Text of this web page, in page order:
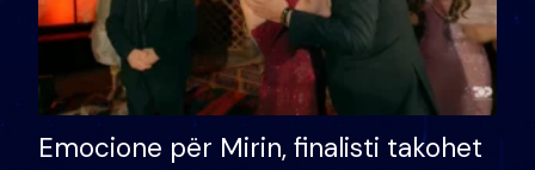
Emocione për Mirin, finalisti takohet